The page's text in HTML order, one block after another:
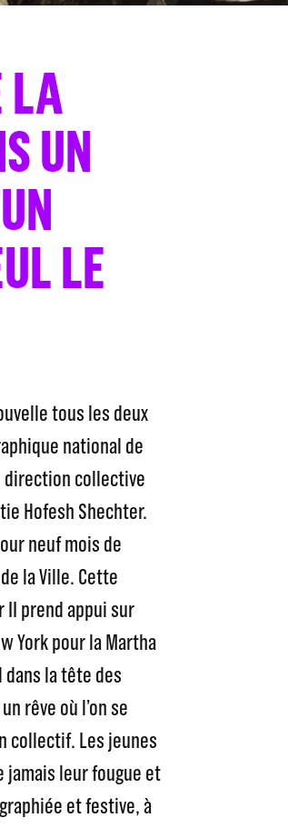
LA
UN
LE
tous les deux
national de
direction collective
Hofesh Shechter.
neuf mois de
la Ville. Cette
prend appui sur
York pour la Martha
dans la tête des
rêve où l’on se
collectif. Les jeunes
jamais leur fougue et
et festive, à